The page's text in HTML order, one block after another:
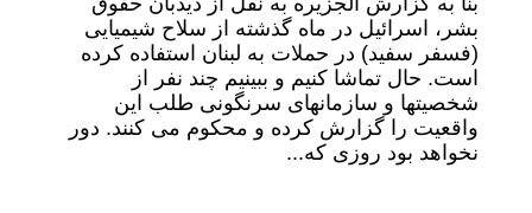
بشر، اسرائیل در ماه گذشته از سلاح شیمیایی
(فسفر سفید) در حملات به لبنان استفاده کرده
است. حال تماشا کنیم و ببینیم چند نفر از
شخصیتها و سازمانهای سرنگونی طلب این
واقعیت را گزارش کرده و محکوم می کنند. دور
نخواهد بود روزی که...